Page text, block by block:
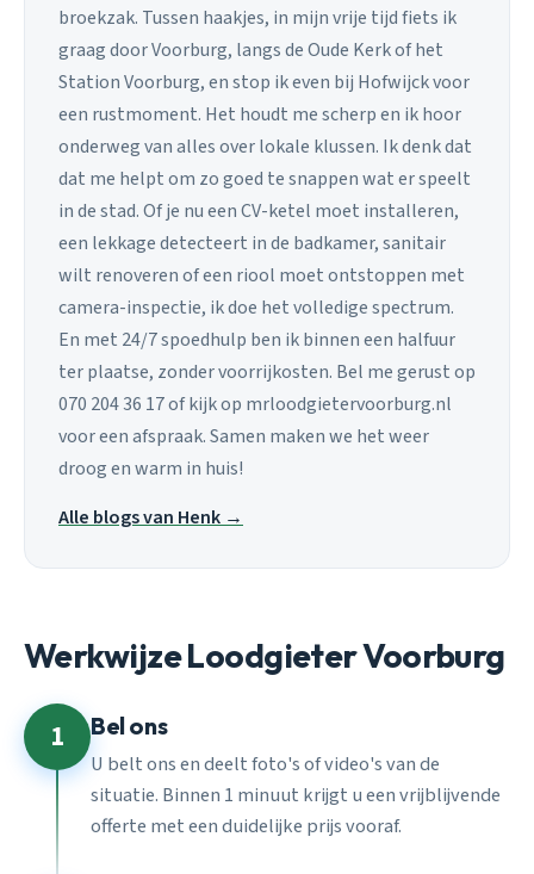
broekzak. Tussen haakjes, in mijn vrije tijd fiets ik
graag door Voorburg, langs de Oude Kerk of het
Station Voorburg, en stop ik even bij Hofwijck voor
een rustmoment. Het houdt me scherp en ik hoor
onderweg van alles over lokale klussen. Ik denk dat
dat me helpt om zo goed te snappen wat er speelt
in de stad. Of je nu een CV-ketel moet installeren,
een lekkage detecteert in de badkamer, sanitair
wilt renoveren of een riool moet ontstoppen met
camera-inspectie, ik doe het volledige spectrum.
En met 24/7 spoedhulp ben ik binnen een halfuur
ter plaatse, zonder voorrijkosten. Bel me gerust op
070 204 36 17 of kijk op mrloodgietervoorburg.nl
voor een afspraak. Samen maken we het weer
droog en warm in huis!
Alle blogs van Henk →
Werkwijze Loodgieter Voorburg
1 Bel ons
U belt ons en deelt foto's of video's van de
situatie. Binnen 1 minuut krijgt u een vrijblijvende
offerte met een duidelijke prijs vooraf.